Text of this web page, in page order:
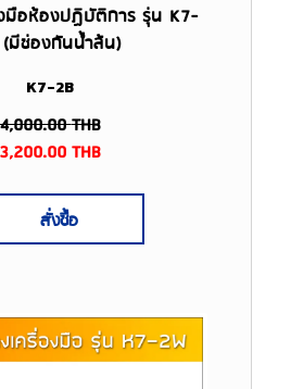
มือห้องปฏิบัติการ รุ่น K7-
มีช่องกันน้ำล้น)
K7-2B
4,000.00THB
3,200.00THB
สั่งซื้อ